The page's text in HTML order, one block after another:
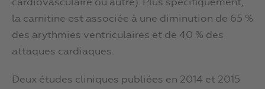
cardiovasculaire ou autre). Plus spécifiquement,
la carnitine est associée à une diminution de 65 %
des arythmies ventriculaires et de 40 % des
attaques cardiaques.
Deux études cliniques publiées en 2014 et 2015